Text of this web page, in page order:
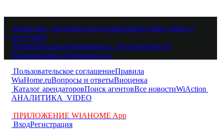
Квартиры, продажаАренда квартирПродажа домов и
коттеджей
Коммерческая недвижимость, продажаАренда
коммерческой недвижимости
Пользовательское соглашениеПравила
WiaHome.ruВопросы и ответыВиоценка
Каталог арендаторовПоиск агентовВсе новостиWiAction
АНАЛИТИКА VIDEO
ПРИЛОЖЕНИЕ WIAHOME App
ВходРегистрация